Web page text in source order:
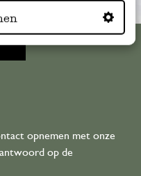
opnemen met onze
op de